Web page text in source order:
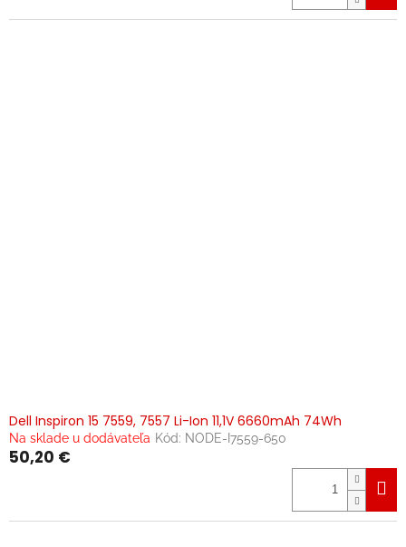
Dell Inspiron 15 7559, 7557 Li-Ion 11,1V 6660mAh 74Wh
Na sklade u dodávateľa Kód: NODE-I7559-650
50,20 €